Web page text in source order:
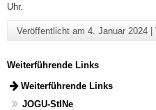
Uhr.
Veröffentlicht am 4. Januar 2024|
Weiterführende Links
Weiterführende Links
JOGU-StINe